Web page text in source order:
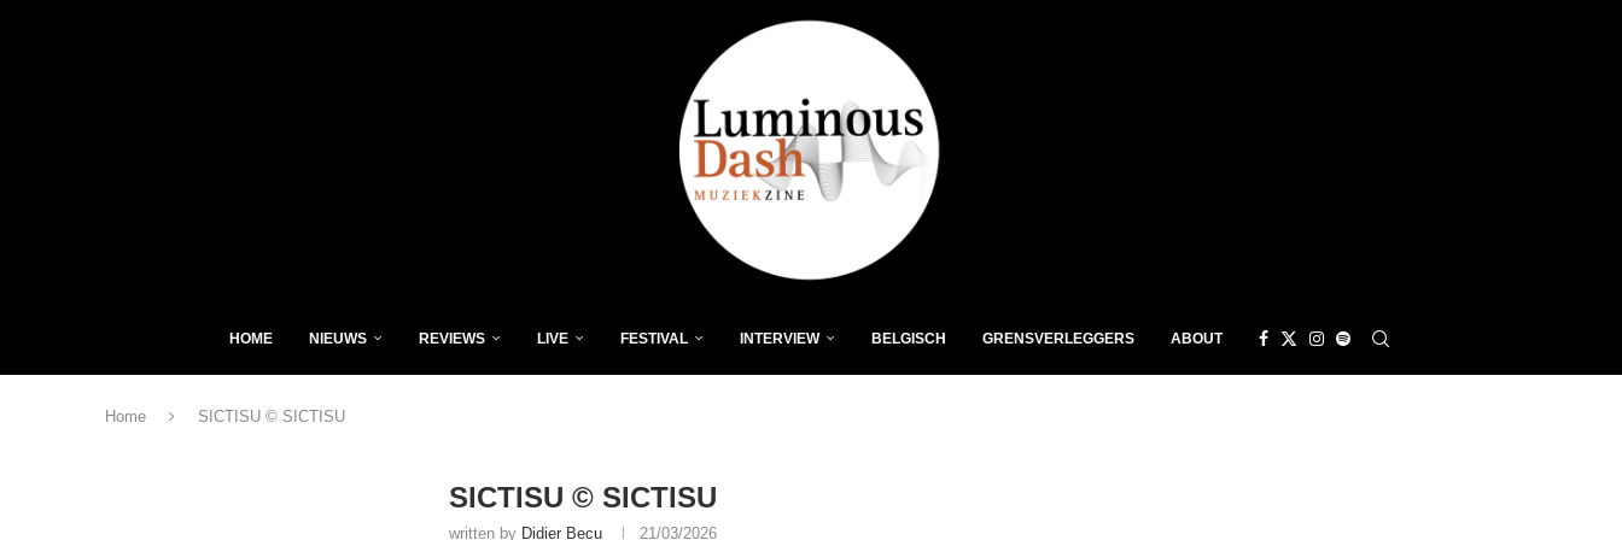
HOME NIEUWS REVIEWS LIVE FESTIVAL INTERVIEW BELGISCH GRENSVERLEGGERS ABOUT
Home SICTISU © SICTISU
SICTISU © SICTISU
written by Didier Becu 21/03/2026